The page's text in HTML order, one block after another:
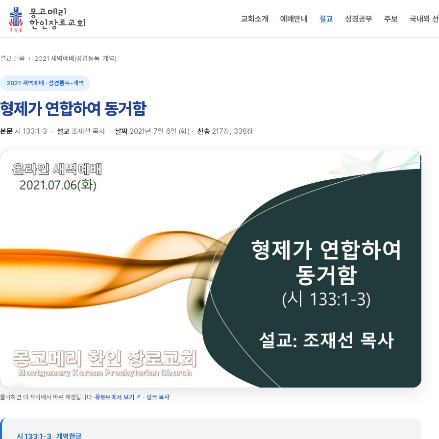
교회소개 예배안내 설교 성경공부 주보 국내외
설교 말씀 › 2021 새벽예배(성경통독-개역)
2021 새벽예배 · 성경통독-개역
형제가 연합하여 동거함
본문 시 133:1-3 · 설교 조재선 목사 · 날짜 2021년 7월 6일 (화) · 찬송 217장, 336장
클릭하면 이 자리에서 바로 재생됩니다 ·유튜브에서 보기 ↗ · 링크 복사
시 133:1-3 · 개역한글